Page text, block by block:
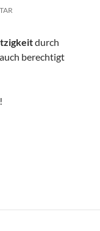
durch
berechtigt
!